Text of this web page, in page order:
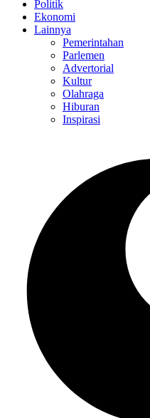
Politik
Ekonomi
Lainnya
Pemerintahan
Parlemen
Advertorial
Kultur
Olahraga
Hiburan
Inspirasi